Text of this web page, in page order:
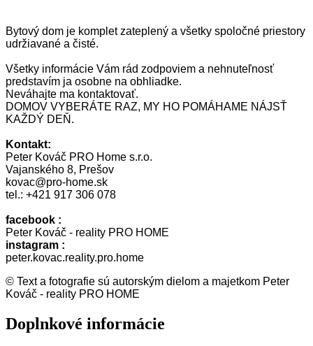
Bytový dom je komplet zateplený a všetky spoločné priestory
udržiavané a čisté.
Všetky informácie Vám rád zodpoviem a nehnuteľnosť
predstavím ja osobne na obhliadke.
Neváhajte ma kontaktovať.
DOMOV VYBERÁTE RAZ, MY HO POMÁHAME NÁJSŤ
KAŽDÝ DEŇ.
Kontakt:
Peter Kováč PRO Home s.r.o.
Vajanského 8, Prešov
kovac@pro-home.sk
tel.: +421 917 306 078
facebook :
Peter Kováč - reality PRO HOME
instagram :
peter.kovac.reality.pro.home
© Text a fotografie sú autorským dielom a majetkom Peter
Kováč - reality PRO HOME
Doplnkové informácie